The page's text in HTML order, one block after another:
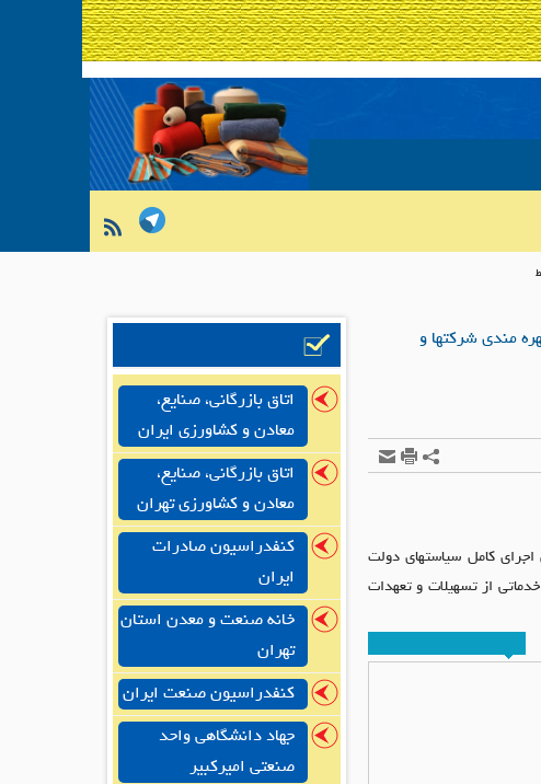
مندی شرکتها و
مورخ 19/2/95 هیأت وزیران در خصوص اجرای کامل سیاستهای دولت
از تسهیلات و تعهدات
اتاق بازرگانی، صنایع،
معادن و کشاورزی ایران
اتاق بازرگانی، صنایع،
معادن و کشاورزی تهران
کنفدراسیون صادرات
ایران
خانه صنعت و معدن استان
تهران
کنفدراسیون صنعت ایران
جهاد دانشگاهی واحد
صنعتی امیرکبیر